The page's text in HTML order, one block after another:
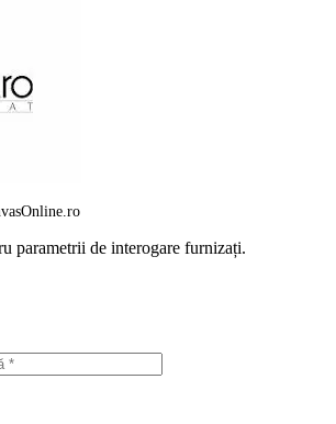
parametrii de interogare furnizați.